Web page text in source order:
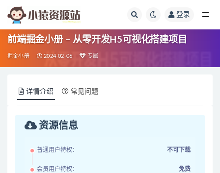
登录
前端掘金小册 – 从零开发H5可视化搭建项目
掘金小册 2024-02-06 专属
详情介绍 常见问题
资源信息
普通用户特权： 不可下载
会员用户特权： 免费